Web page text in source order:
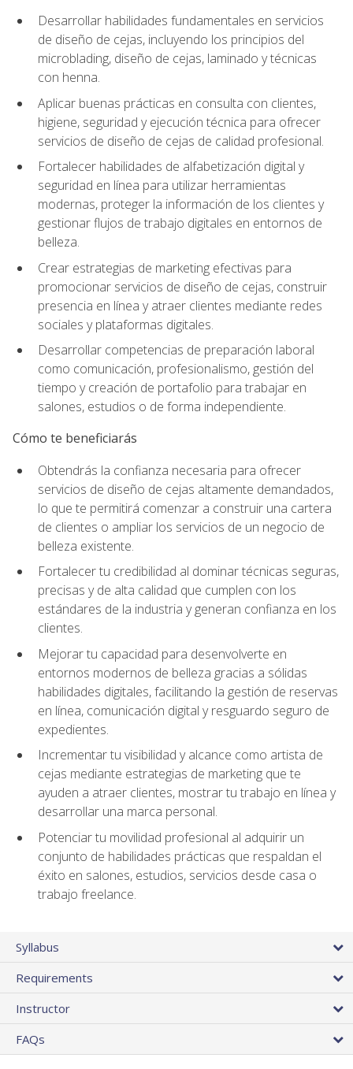
Desarrollar habilidades fundamentales en servicios
de diseño de cejas, incluyendo los principios del
microblading, diseño de cejas, laminado y técnicas
con henna.
Aplicar buenas prácticas en consulta con clientes,
higiene, seguridad y ejecución técnica para ofrecer
servicios de diseño de cejas de calidad profesional.
Fortalecer habilidades de alfabetización digital y
seguridad en línea para utilizar herramientas
modernas, proteger la información de los clientes y
gestionar flujos de trabajo digitales en entornos de
belleza.
Crear estrategias de marketing efectivas para
promocionar servicios de diseño de cejas, construir
presencia en línea y atraer clientes mediante redes
sociales y plataformas digitales.
Desarrollar competencias de preparación laboral
como comunicación, profesionalismo, gestión del
tiempo y creación de portafolio para trabajar en
salones, estudios o de forma independiente.
Cómo te beneficiarás
Obtendrás la confianza necesaria para ofrecer
servicios de diseño de cejas altamente demandados,
lo que te permitirá comenzar a construir una cartera
de clientes o ampliar los servicios de un negocio de
belleza existente.
Fortalecer tu credibilidad al dominar técnicas seguras,
precisas y de alta calidad que cumplen con los
estándares de la industria y generan confianza en los
clientes.
Mejorar tu capacidad para desenvolverte en
entornos modernos de belleza gracias a sólidas
habilidades digitales, facilitando la gestión de reservas
en línea, comunicación digital y resguardo seguro de
expedientes.
Incrementar tu visibilidad y alcance como artista de
cejas mediante estrategias de marketing que te
ayuden a atraer clientes, mostrar tu trabajo en línea y
desarrollar una marca personal.
Potenciar tu movilidad profesional al adquirir un
conjunto de habilidades prácticas que respaldan el
éxito en salones, estudios, servicios desde casa o
trabajo freelance.
Syllabus
Requirements
Instructor
FAQs